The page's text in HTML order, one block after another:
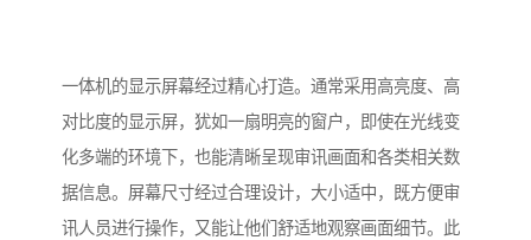
一体机的显示屏幕经过精心打造。通常采用高亮度、高
对比度的显示屏，犹如一扇明亮的窗户，即使在光线变
化多端的环境下，也能清晰呈现审讯画面和各类相关数
据信息。屏幕尺寸经过合理设计，大小适中，既方便审
讯人员进行操作，又能让他们舒适地观察画面细节。此